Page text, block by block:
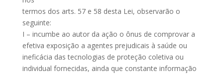
termos dos arts. 57 e 58 desta Lei, observarão o
seguinte:
I – incumbe ao autor da ação o ônus de comprovar a
efetiva exposição a agentes prejudicais à saúde ou
ineficácia das tecnologias de proteção coletiva ou
individual fornecidas, ainda que constante informação